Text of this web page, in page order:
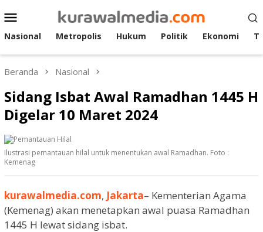
ke
konten
Menu
Mobile
Nasional Metropolis Hukum Politik Ekonomi
Beranda Nasional
Sidang Isbat Awal Ramadhan 1445 H
Digelar 10 Maret 2024
Ilustrasi pemantauan hilal untuk menentukan awal Ramadhan. Foto :
Kemenag
kurawalmedia.com, Jakarta– Kementerian Agama
(Kemenag) akan menetapkan awal puasa Ramadhan
1445 H lewat sidang isbat.